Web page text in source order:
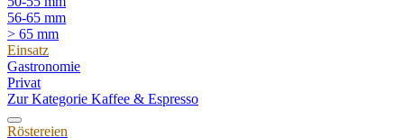
56-65 mm
> 65 mm
Einsatz
Gastronomie
Privat
Zur Kategorie Kaffee & Espresso
Röstereien